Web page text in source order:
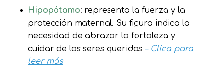
Hipopótamo: representa la fuerza y la
protección maternal. Su figura indica la
necesidad de abrazar la fortaleza y
cuidar de los seres queridos – Clica para
leer más